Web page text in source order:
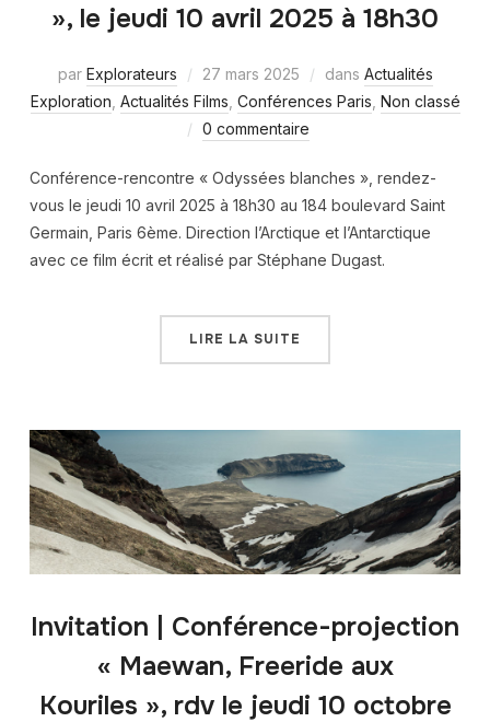
», le jeudi 10 avril 2025 à 18h30
par Explorateurs 27 mars 2025 dans Actualités
Exploration Actualités Films Conférences Paris Non classé
0 commentaire
Conférence-rencontre « Odyssées blanches », rendez-
vous le jeudi 10 avril 2025 à 18h30 au 184 boulevard Saint
Germain, Paris 6ème. Direction l’Arctique et l’Antarctique
avec ce film écrit et réalisé par Stéphane Dugast.
LIRE LA SUITE
Invitation | Conférence-projection
« Maewan, Freeride aux
Kouriles », rdv le jeudi 10 octobre